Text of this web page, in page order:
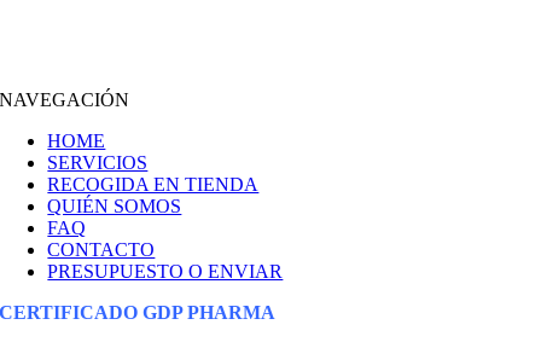
NAVEGACIÓN
HOME
SERVICIOS
RECOGIDA EN TIENDA
QUIÉN SOMOS
FAQ
CONTACTO
PRESUPUESTO O ENVIAR
CERTIFICADO GDP PHARMA